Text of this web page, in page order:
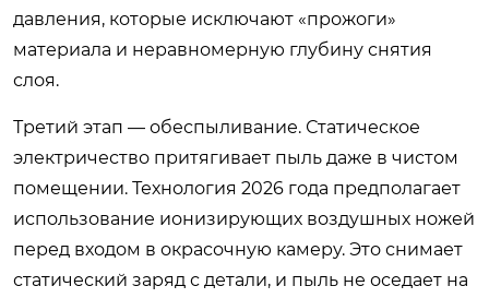
давления, которые исключают «прожоги»
материала и неравномерную глубину снятия
слоя.
Третий этап — обеспыливание. Статическое
электричество притягивает пыль даже в чистом
помещении. Технология 2026 года предполагает
использование ионизирующих воздушных ножей
перед входом в окрасочную камеру. Это снимает
статический заряд с детали, и пыль не оседает на